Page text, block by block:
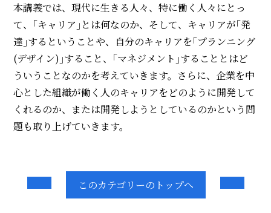
本講義では、現代に生きる人々、特に働く人々にとっ
て、｢キャリア｣とは何なのか、そして、キャリアが｢発
達｣するということや、自分のキャリアを｢プランニング
(デザイン)｣すること、｢マネジメント｣することとはど
ういうことなのかを考えていきます。さらに、企業を中
心とした組織が働く人のキャリアをどのように開発して
くれるのか、または開発しようとしているのかという問
題も取り上げていきます。
このカテゴリーのトップへ